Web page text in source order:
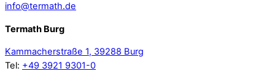
info@termath.de
Termath Burg
Kammacherstraße 1, 39288 Burg
Tel: +49 3921 9301-0